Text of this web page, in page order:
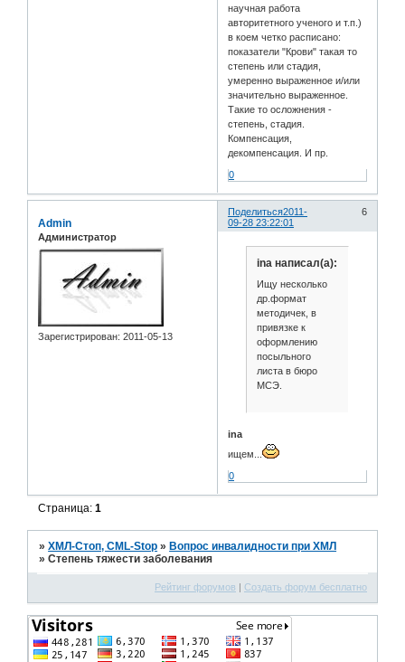
научная работа
авторитетного ученого и т.п.)
в коем четко расписано:
показатели "Крови" такая то
степень или стадия,
умеренно выраженное и/или
значительно выраженное.
Такие то осложнения -
степень, стадия.
Компенсация,
декомпенсация. И пр.
0
Поделиться 6
2011-
09-28 23:22:01
Admin
Администратор
Зарегистрирован: 2011-05-13
ina написал(а):
Ищу несколько
др.формат
методичек, в
привязке к
оформлению
посыльного
листа в бюро
МСЭ.
ina
ищем...
0
Страница:1
»ХМЛ-Стоп, CML-Stop » Вопрос инвалидности при ХМЛ
»Степень тяжести заболевания
Рейтинг форумов Создать форум бесплатно